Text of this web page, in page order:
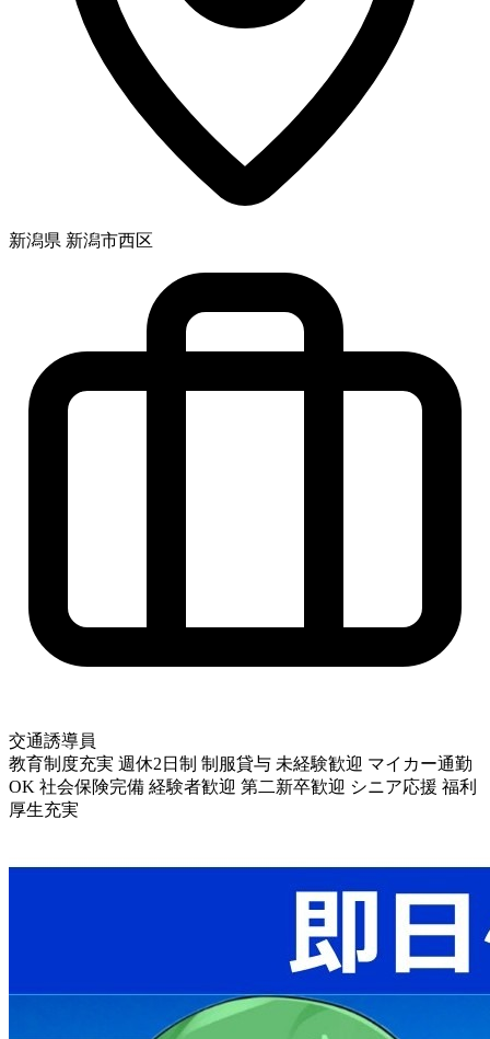
新潟県 新潟市西区
交通誘導員
教育制度充実 週休2日制 制服貸与 未経験歓迎 マイカー通勤
OK 社会保険完備 経験者歓迎 第二新卒歓迎 シニア応援 福利
厚生充実